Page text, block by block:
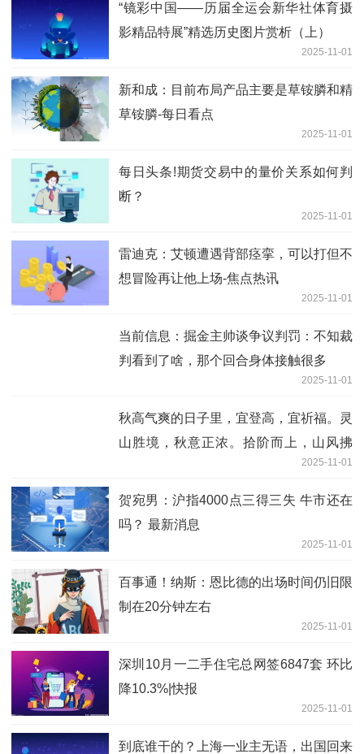
“镜彩中国——历届全运会新华社体育摄
影精品特展”精选历史图片赏析（上）
2025-11-01
新和成：目前布局产品主要是草铵膦和精
草铵膦-每日看点
2025-11-01
每日头条!期货交易中的量价关系如何判
断？
2025-11-01
雷迪克：艾顿遭遇背部痉挛，可以打但不
想冒险再让他上场-焦点热讯
2025-11-01
当前信息：掘金主帅谈争议判罚：不知裁
判看到了啥，那个回合身体接触很多
2025-11-01
秋高气爽的日子里，宜登高，宜祈福。灵
山胜境，秋意正浓。拾阶而上，山风拂
2025-11-01
贺宛男：沪指4000点三得三失 牛市还在
吗？ 最新消息
2025-11-01
百事通！纳斯：恩比德的出场时间仍旧限
制在20分钟左右
2025-11-01
深圳10月一二手住宅总网签6847套 环比
降10.3%|快报
2025-11-01
到底谁干的？上海一业主无语，出国回来